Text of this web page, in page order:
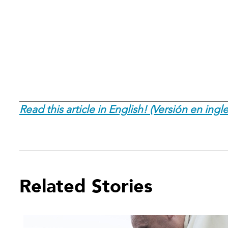
Read this article in English! (Versión en
Related Stories